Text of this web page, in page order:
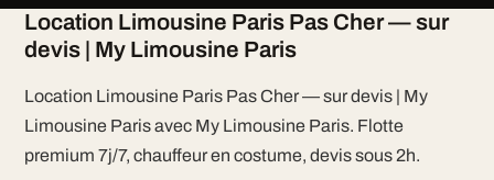
Location Limousine Paris Pas Cher — sur
devis | My Limousine Paris
Location Limousine Paris Pas Cher — sur devis | My
Limousine Paris avec My Limousine Paris. Flotte
premium 7j/7, chauffeur en costume, devis sous 2h.